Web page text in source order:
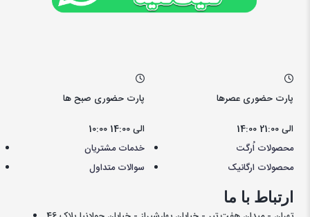
پارت حضوری صبح ها
10:00 الی 14:00
پارت حضوری عصرها
14:00 الی 21:00
خدمات مشتریان
سوالات متداول
محصولات اُرگت
محصولات ارگانیک
ارتباط با ما